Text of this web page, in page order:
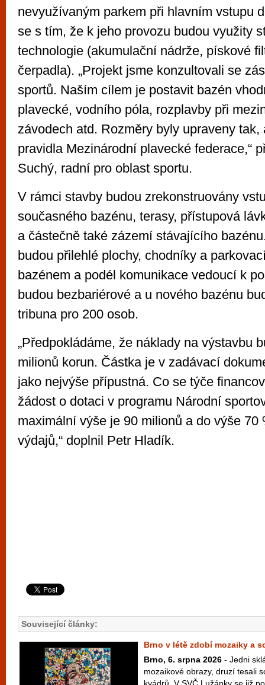
nevyužívaným parkem při hlavním vstupu
se s tím, že k jeho provozu budou využity
technologie (akumulační nádrže, pískové
čerpadla). „Projekt jsme konzultovali se
sportů. Naším cílem je postavit bazén
plavecké, vodního póla, rozplavby při
závodech atd. Rozměry byly upraveny tak,
pravidla Mezinárodní plavecké federace,“
Suchý, radní pro oblast sportu.
V rámci stavby budou zrekonstruovány
současného bazénu, terasy, přístupová
a částečně také zázemí stávajícího
budou přilehlé plochy, chodníky a
bazénem a podél komunikace vedoucí k
budou bezbariérové a u nového bazénu
tribuna pro 200 osob.
„Předpokládáme, že náklady na výstavbu
milionů korun. Částka je v zadávací
jako nejvýše přípustná. Co se týče
žádost o dotaci v programu Národní
maximální výše je 90 milionů a do výše 70
výdajů,“ doplnil Petr Hladík.
Související články:
Brno v létě zdobí mozaiky a
Brno, 6. srpna 2026 - Jedni
mozaikové obrazy, druzí tesali